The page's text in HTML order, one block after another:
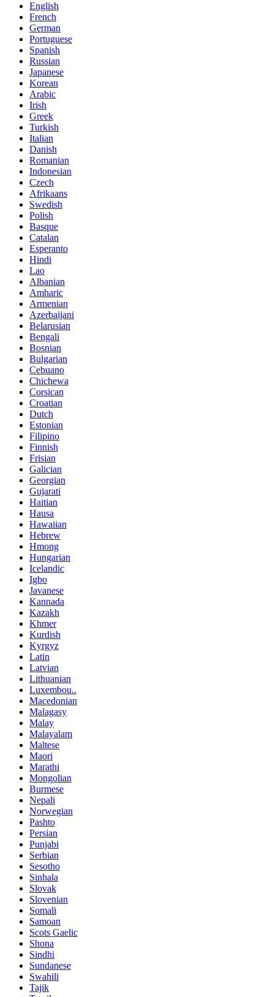
English
French
German
Portuguese
Spanish
Russian
Japanese
Korean
Arabic
Irish
Greek
Turkish
Italian
Danish
Romanian
Indonesian
Czech
Afrikaans
Swedish
Polish
Basque
Catalan
Esperanto
Hindi
Lao
Albanian
Amharic
Armenian
Azerbaijani
Belarusian
Bengali
Bosnian
Bulgarian
Cebuano
Chichewa
Corsican
Croatian
Dutch
Estonian
Filipino
Finnish
Frisian
Galician
Georgian
Gujarati
Haitian
Hausa
Hawaiian
Hebrew
Hmong
Hungarian
Icelandic
Igbo
Javanese
Kannada
Kazakh
Khmer
Kurdish
Kyrgyz
Latin
Latvian
Lithuanian
Luxembou..
Macedonian
Malagasy
Malay
Malayalam
Maltese
Maori
Marathi
Mongolian
Burmese
Nepali
Norwegian
Pashto
Persian
Punjabi
Serbian
Sesotho
Sinhala
Slovak
Slovenian
Somali
Samoan
Scots Gaelic
Shona
Sindhi
Sundanese
Swahili
Tajik